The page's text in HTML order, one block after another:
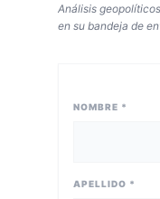
Análisis
en su bandeja de
NOMBRE *
APELLIDO *